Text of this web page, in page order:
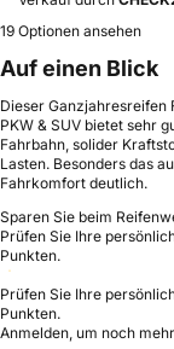
19 Optionen ansehen
Auf einen Blick
Dieser Ganzjahresreifen
PKW & SUV bietet sehr
Fahrbahn, solider
Lasten. Besonders das
Fahrkomfort deutlich.
Sparen Sie beim
Prüfen Sie Ihre
Punkten.
Prüfen Sie Ihre
Punkten.
Anmelden, um noch